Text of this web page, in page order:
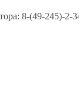
8-(49-245)-2-